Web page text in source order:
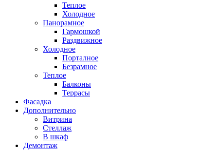
Теплое
Холодное
Панорамное
Гармошкой
Раздвижное
Холодное
Порталное
Безрамное
Теплое
Балконы
Террасы
Фасадка
Дополнительно
Витрина
Стеллаж
В шкаф
Демонтаж